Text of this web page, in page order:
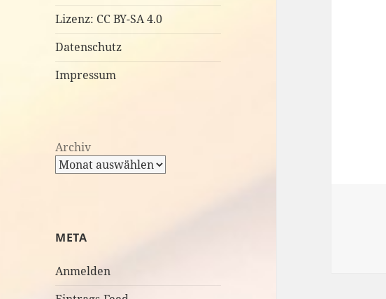
Lizenz: CC BY-SA 4.0
Datenschutz
Impressum
Archiv
META
Anmelden